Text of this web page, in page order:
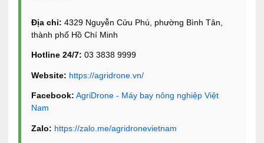
Địa chỉ: 4329 Nguyễn Cửu Phú, phường Bình Tân,
thành phố Hồ Chí Minh
Hotline 24/7: 03 3838 9999
Website: https://agridrone.vn/
Facebook: AgriDrone - Máy bay nông nghiệp Việt
Nam
Zalo: https://zalo.me/agridronevietnam